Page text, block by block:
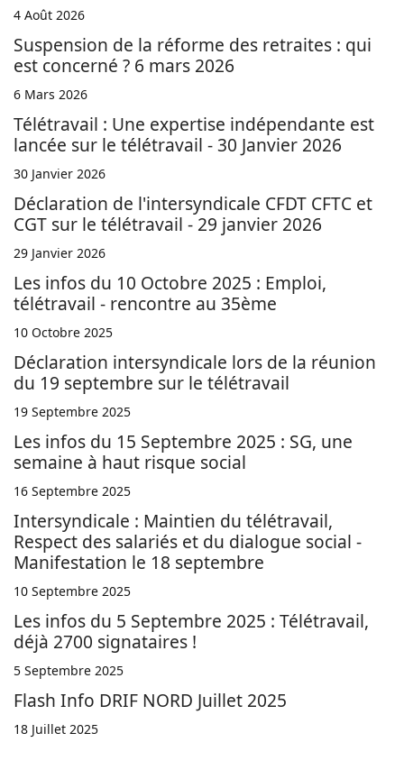
4 Août 2026
Suspension de la réforme des retraites : qui
est concerné ? 6 mars 2026
6 Mars 2026
Télétravail : Une expertise indépendante est
lancée sur le télétravail - 30 Janvier 2026
30 Janvier 2026
Déclaration de l'intersyndicale CFDT CFTC et
CGT sur le télétravail - 29 janvier 2026
29 Janvier 2026
Les infos du 10 Octobre 2025 : Emploi,
télétravail - rencontre au 35ème
10 Octobre 2025
Déclaration intersyndicale lors de la réunion
du 19 septembre sur le télétravail
19 Septembre 2025
Les infos du 15 Septembre 2025 : SG, une
semaine à haut risque social
16 Septembre 2025
Intersyndicale : Maintien du télétravail,
Respect des salariés et du dialogue social -
Manifestation le 18 septembre
10 Septembre 2025
Les infos du 5 Septembre 2025 : Télétravail,
déjà 2700 signataires !
5 Septembre 2025
Flash Info DRIF NORD Juillet 2025
18 Juillet 2025